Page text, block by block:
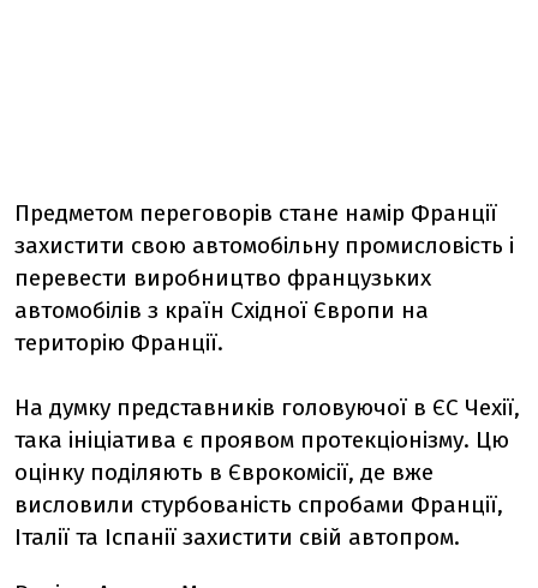
Предметом переговорів стане намір Франції
захистити свою автомобільну промисловість і
перевести виробництво французьких
автомобілів з країн Східної Європи на
територію Франції.
На думку представників головуючої в ЄС Чехії,
така ініціатива є проявом протекціонізму. Цю
оцінку поділяють в Єврокомісії, де вже
висловили стурбованість спробами Франції,
Італії та Іспанії захистити свій автопром.